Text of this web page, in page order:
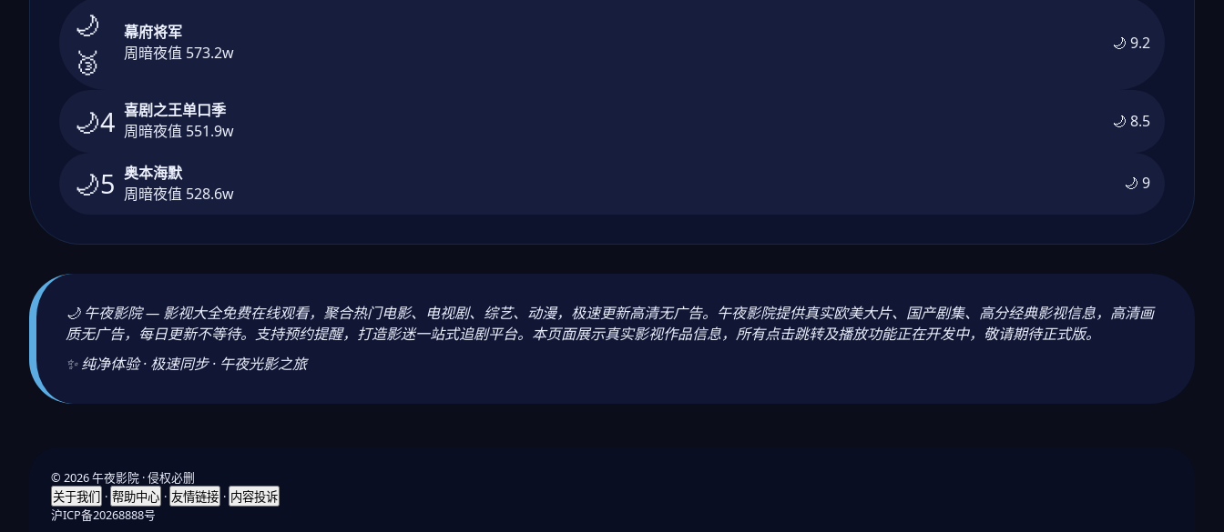
🌙
🥉
幕府将军
周暗夜值 573.2w
🌙 9.2
🌙4 喜剧之王单口季
周暗夜值 551.9w
🌙 8.5
🌙5 奥本海默
周暗夜值 528.6w
🌙 9
🌙 午夜影院 — 影视大全免费在线观看，聚合热门电影、电视剧、综艺、动漫，极速更新高清无广告。午夜影院提供真实欧美大片、国产剧集、高分经典影视信息，高清画
质无广告，每日更新不等待。支持预约提醒，打造影迷一站式追剧平台。本页面展示真实影视作品信息，所有点击跳转及播放功能正在开发中，敬请期待正式版。
✨ 纯净体验 · 极速同步 · 午夜光影之旅
© 2026 午夜影院 · 侵权必删
关于我们 · 帮助中心 · 友情链接 · 内容投诉
沪ICP备20268888号